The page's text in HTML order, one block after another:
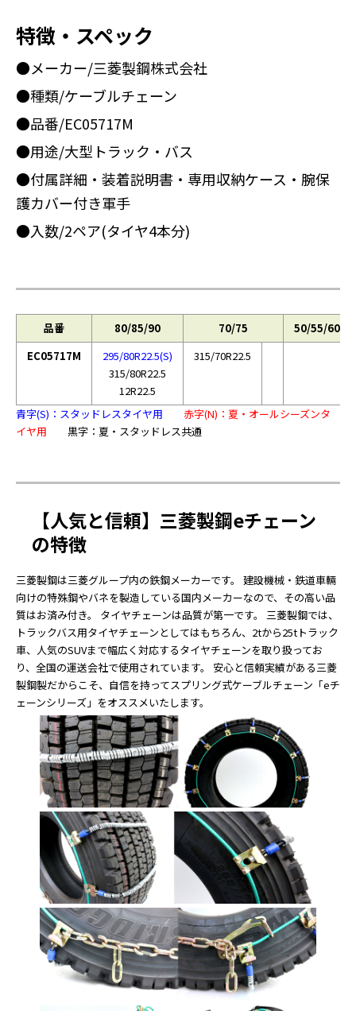
特徴・スペック
●メーカー/三菱製鋼株式会社
●種類/ケーブルチェーン
●品番/EC05717M
●用途/大型トラック・バス
●付属詳細・装着説明書・専用収納ケース・腕保
護カバー付き軍手
●入数/2ペア(タイヤ4本分)
品番 80/85/90 70/75
50/55/60/65
EC05717M
295/80R22.5(S)
315/80R22.5
12R22.5
315/70R22.5
青字(S)：スタッドレスタイヤ用
赤字(N)：夏・オールシーズンタ
イヤ用 黒字：夏・スタッドレス共通
【人気と信頼】三菱製鋼eチェーン
の特徴
三菱製鋼は三菱グループ内の鉄鋼メーカーです。 建設機械・鉄道車輛
向けの特殊鋼やバネを製造している国内メーカーなので、その高い品
質はお済み付き。 タイヤチェーンは品質が第一です。 三菱製鋼では、
トラックバス用タイヤチェーンとしてはもちろん、2tから25tトラック
車、人気のSUVまで幅広く対応するタイヤチェーンを取り扱ってお
り、全国の運送会社で使用されています。 安心と信頼実績がある三菱
製鋼製だからこそ、自信を持ってスプリング式ケーブルチェーン「eチ
ェーンシリーズ」をオススメいたします。